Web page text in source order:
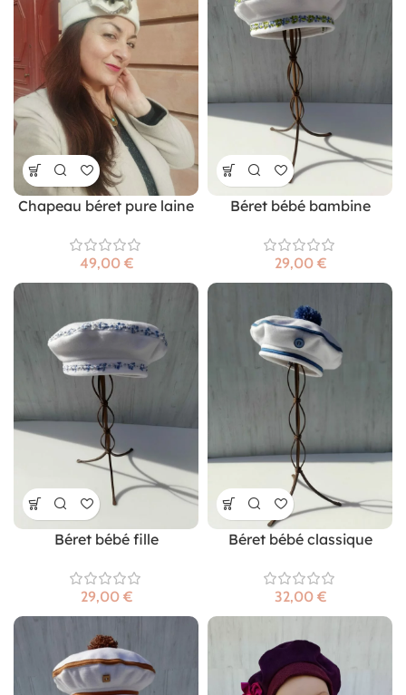
Chapeau béret pure laine
€
Béret bébé bambine
€
Béret bébé fille
€
Béret bébé classique
€